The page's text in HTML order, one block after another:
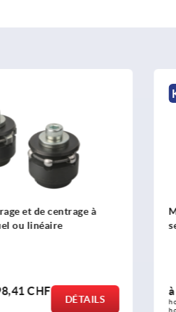
et de centrage à
ou linéaire
CHF
DÉTAILS